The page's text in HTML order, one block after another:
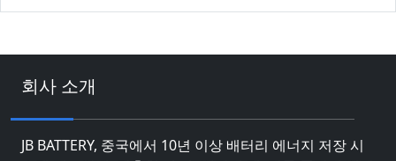
회사 소개
JB BATTERY, 중국에서 10년 이상 배터리 에너지 저장 시